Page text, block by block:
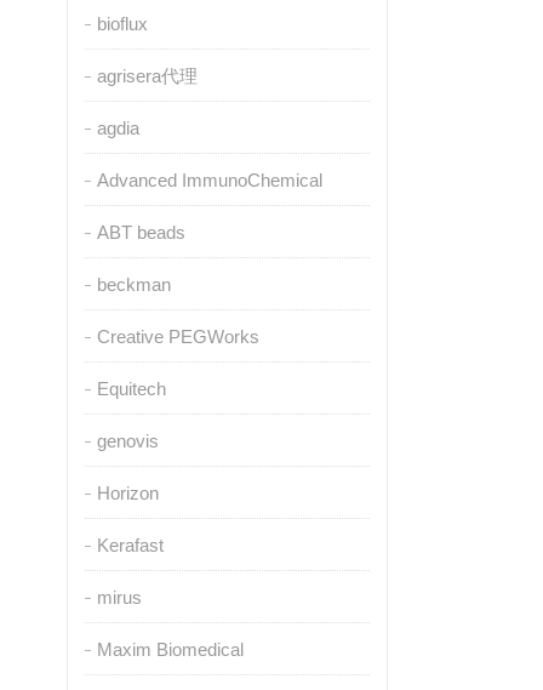
bioflux
agrisera代理
agdia
Advanced ImmunoChemical
ABT beads
beckman
Creative PEGWorks
Equitech
genovis
Horizon
Kerafast
mirus
Maxim Biomedical